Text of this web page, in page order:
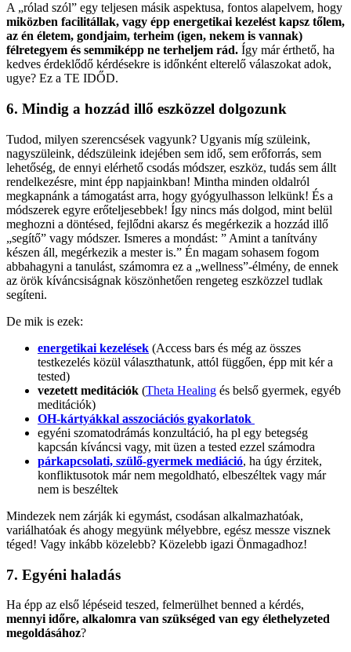
A „rólad szól” egy teljesen másik aspektusa, fontos alapelvem, hogy
miközben facilitállak, vagy épp energetikai kezelést kapsz tőlem,
az én életem, gondjaim, terheim (igen, nekem is vannak)
félretegyem és semmiképp ne terheljem rád. Így már érthető, ha
kedves érdeklődő kérdésekre is időnként elterelő válaszokat adok,
ugye? Ez a TE IDŐD.
6. Mindig a hozzád illő eszközzel dolgozunk
Tudod, milyen szerencsések vagyunk? Ugyanis míg szüleink,
nagyszüleink, dédszüleink idejében sem idő, sem erőforrás, sem
lehetőség, de ennyi elérhető csodás módszer, eszköz, tudás sem állt
rendelkezésre, mint épp napjainkban! Mintha minden oldalról
megkapnánk a támogatást arra, hogy gyógyulhasson lelkünk! És a
módszerek egyre erőteljesebbek! Így nincs más dolgod, mint belül
meghozni a döntésed, fejlődni akarsz és megérkezik a hozzád illő
„segítő” vagy módszer. Ismeres a mondást: ” Amint a tanítvány
készen áll, megérkezik a mester is.” Én magam sohasem fogom
abbahagyni a tanulást, számomra ez a „wellness”-élmény, de ennek
az örök kíváncsiságnak köszönhetően rengeteg eszközzel tudlak
segíteni.
De mik is ezek:
energetikai kezelések (Access bars és még az összes
testkezelés közül választhatunk, attól függően, épp mit kér a
tested)
vezetett meditációk (Theta Healing és belső gyermek, egyéb
meditációk)
OH-kártyákkal asszociációs gyakorlatok
egyéni szomatodrámás konzultáció, ha pl egy betegség
kapcsán kíváncsi vagy, mit üzen a tested ezzel számodra
párkapcsolati, szülő-gyermek mediáció, ha úgy érzitek,
konfliktusotok már nem megoldható, elbeszéltek vagy már
nem is beszéltek
Mindezek nem zárják ki egymást, csodásan alkalmazhatóak,
variálhatóak és ahogy megyünk mélyebbre, egész messze visznek
téged! Vagy inkább közelebb? Közelebb igazi Önmagadhoz!
7. Egyéni haladás
Ha épp az első lépéseid teszed, felmerülhet benned a kérdés,
mennyi időre, alkalomra van szükséged van egy élethelyzeted
megoldásához?